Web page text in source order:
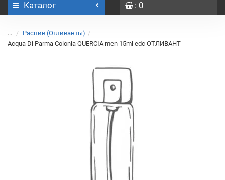
Каталог : 0
...
Распив (Отливанты)
Acqua Di Parma Colonia QUERCIA men 15ml edc ОТЛИВАНТ